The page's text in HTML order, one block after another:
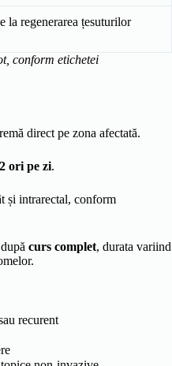
la regenerarea țesuturilor
conform etichetei
direct pe zona afectată.
ori pe zi.
și intrarectal, conform
curs complet, durata variind
recurent